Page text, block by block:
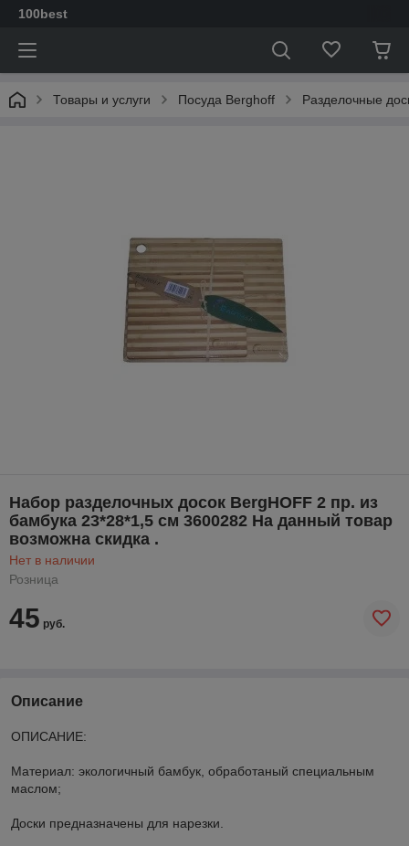
100best
Товары и услуги Посуда Berghoff Разделочные
Набор разделочных досок BergHOFF 2 пр. из
бамбука 23*28*1,5 см 3600282 На данный товар
возможна скидка .
Нет в наличии
Розница
45 руб.
Описание
ОПИСАНИЕ:
Материал: экологичный бамбук, обработаный специальным
маслом;
Доски предназначены для нарезки.